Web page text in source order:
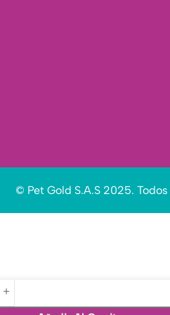
© Pet Gold S.A.S 2025.